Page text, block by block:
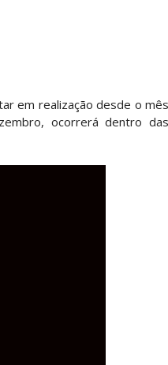
em realização desde o mês
ocorrerá dentro das